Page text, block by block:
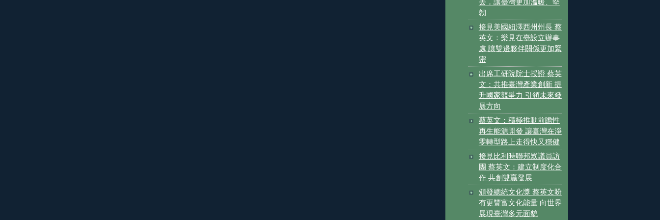
去，讓臺灣更加溫暖、堅
韌
接見美國紐澤西州州長 蔡
英文：樂見在臺設立辦事
處 讓雙邊夥伴關係更加緊
密
出席工研院院士授證 蔡英
文：共推臺灣產業創新 提
升國家競爭力 引領未來發
展方向
蔡英文：積極推動前瞻性
再生能源開發 讓臺灣在淨
零轉型路上走得快又穩健
接見比利時聯邦眾議員訪
團 蔡英文：建立制度化合
作 共創雙贏發展
頒發總統文化獎 蔡英文盼
有更豐富文化能量 向世界
展現臺灣多元面貌